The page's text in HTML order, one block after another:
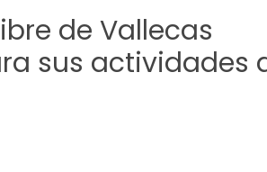
de Vallecas
sus actividades